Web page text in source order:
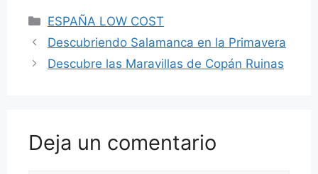
Categorías
ESPAÑA LOW COST
Descubriendo Salamanca en la Primavera
Descubre las Maravillas de Copán Ruinas
Deja un comentario